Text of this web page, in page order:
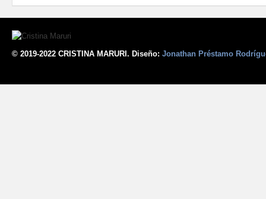
© 2019-2022 CRISTINA MARURI. Diseño: Jonathan Préstamo